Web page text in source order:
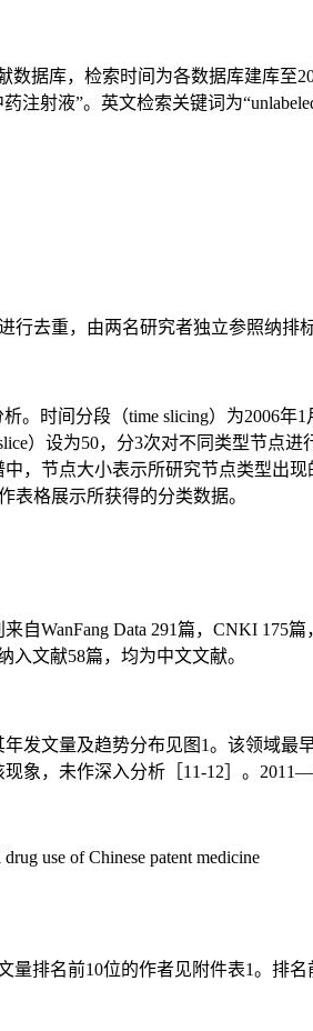
数据库，检索时间为各数据库建库
射液”。英文检索关键词为“unlabeled
行去重，由两名研究者独立参照纳
。时间分段（time slicing）为2006
）设为50，分3次对不同类型节
，节点大小表示所研究节点类型出
表格展示所获得的分类数据。
自WanFang Data 291篇，CNKI 175
入文献58篇，均为中文文献。
发文量及趋势分布见图1。该领域
象，未作深入分析［11-12］。
use of Chinese patent medicine
排名前10位的作者见附件表1。排